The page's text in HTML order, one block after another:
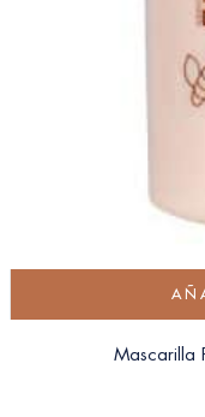
Mascarilla